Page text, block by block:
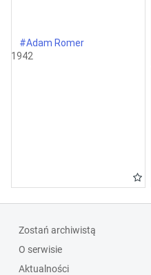
#Adam Romer
1942
Zostań archiwistą
O serwisie
Aktualności